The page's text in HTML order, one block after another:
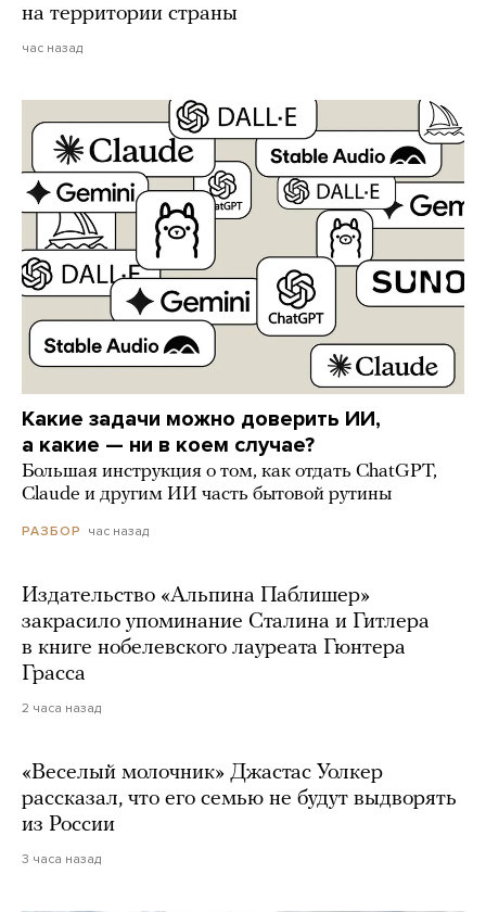
на территории страны
час назад
Какие задачи можно доверить ИИ,
а какие — ни в коем случае?
Большая инструкция о том, как отдать ChatGPT,
Claude и другим ИИ часть бытовой рутины
РАЗБОР час назад
Издательство «Альпина Паблишер»
закрасило упоминание Сталина и Гитлера
в книге нобелевского лауреата Гюнтера
Грасса
2 часа назад
«Веселый молочник» Джастас Уолкер
рассказал, что его семью не будут выдворять
из России
3 часа назад